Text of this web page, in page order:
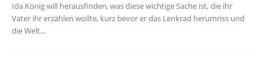
Ida König will herausfinden, was diese wichtige Sache ist, die ihr
Vater ihr erzählen wollte, kurz bevor er das Lenkrad herumriss und
die Welt...